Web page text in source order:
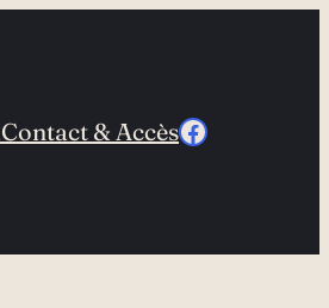
Contact & AccèsFacebook